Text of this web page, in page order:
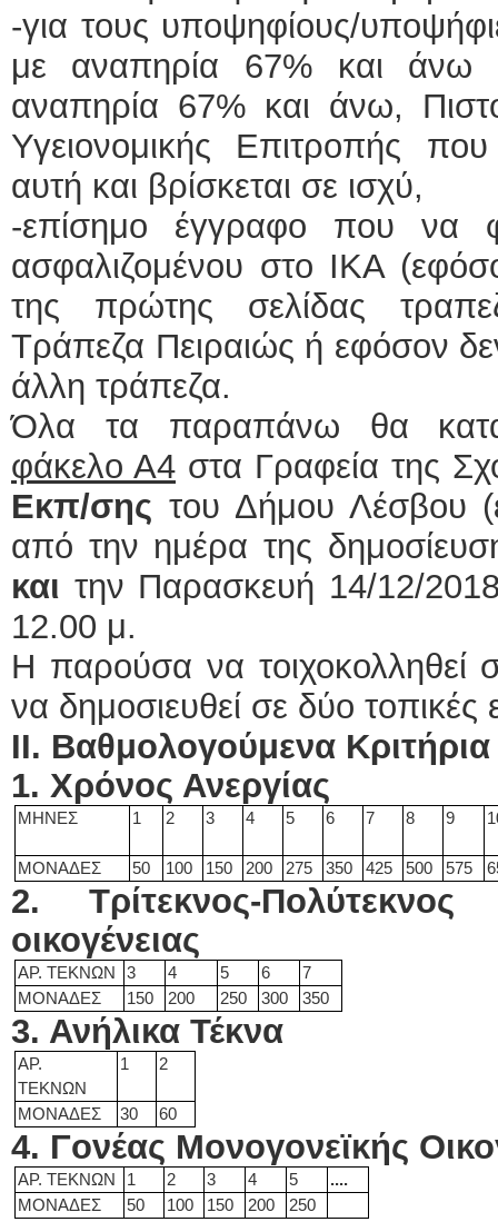
-για τους υποψηφίους/
με αναπηρία 67% και
αναπηρία 67% και άνω,
Υγειονομικής Επιτροπής
αυτή και βρίσκεται σε ισχύ,
-επίσημο έγγραφο που
ασφαλιζομένου στο ΙΚΑ
της πρώτης σελίδας
Τράπεζα Πειραιώς ή εφόσον
άλλη τράπεζα.
Όλα τα παραπάνω θα
φάκελο Α4 στα Γραφεία της
Εκπ/σης του Δήμου Λέσβου
από την ημέρα της
και την Παρασκευή 14/12/
12.00 μ.
Η παρούσα να τοιχοκολληθεί
να δημοσιευθεί σε δύο τοπικές
ΙΙ. Βαθμολογούμενα
1. Χρόνος Ανεργίας
ΜΗΝΕΣ 1 2 3 4 5 6 7 8 9
ΜΟΝΑΔΕΣ 50 100 150 200 275 350 425 500 575
2. Τρίτεκνος-
οικογένειας
ΑΡ. ΤΕΚΝΩΝ 3 4 5 6
7
ΜΟΝΑΔΕΣ
150 200 250 300 350
3. Ανήλικα Τέκνα
ΑΡ.
ΤΕΚΝΩΝ
1 2
ΜΟΝΑΔΕΣ 30 60
4. Γονέας Μονογονεϊκής
ΑΡ. ΤΕΚΝΩΝ 1 2 3 4 5
....
ΜΟΝΑΔΕΣ
50 100 150 200 250